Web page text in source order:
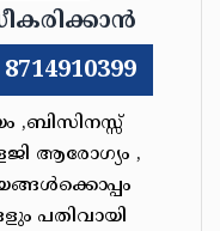
8714910399
,ബിസിനസ്സ്
ആരോഗ്യം ,
പതിവായി